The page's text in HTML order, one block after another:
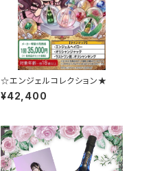
☆エンジェルコレクション★
¥42,400